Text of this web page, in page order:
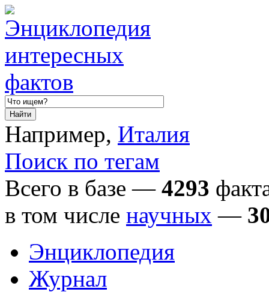
Например, Италия
Поиск по тегам
Всего в базе — 4293
в том числе научных —
Энциклопедия
Журнал